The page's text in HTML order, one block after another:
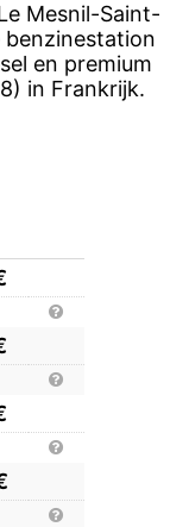
Mesnil-Saint-
en premium
in Frankrijk.